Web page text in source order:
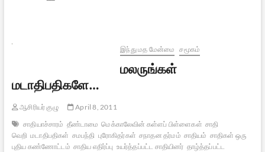
இந்து மத மேன்மை சமூகம்
மலருங்கள்
மடாதிபதிகளே…
ஆசிரியர் குழு
April 8, 2011
சாதியாச்சாரம் தீண்டாமை மெக்காலேவின் கள்ளப் பிள்ளைகள் சாதி
வெறி மடாதிபதிகள் சமபந்தி புரோகிதர்கள் சநாதன தர்மம் சாதியம் சாதிகள் ஒரு
புதிய கண்ணோட்டம் சாதிய எதிர்ப்பு உயர்த்தப்பட்ட சாதியினர் தாழ்த்தப்பட்ட